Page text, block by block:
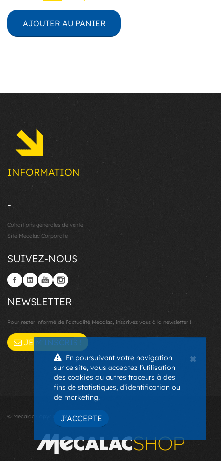
AJOUTER AU PANIER
INFORMATION
-
Conditions générales de vente
Site Mecalac Corporate
SUIVEZ-NOUS
NEWSLETTER
Pour rester informé de l’actualité Mecalac, inscrivez vous à la newsletter !
JE M'INSCRIS !
© Mecalac Copyright 2026 - EU -
×
En poursuivant votre navigation
sur ce site, vous acceptez l’utilisation
des cookies ou autres traceurs à des
fins de statistiques, d’identification ou
de marketing.
J'ACCEPTE